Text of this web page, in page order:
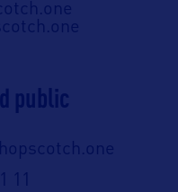
public
11